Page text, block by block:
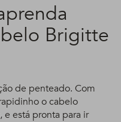
Brigitte
de penteado. Com
o cabelo
e está pronta para ir